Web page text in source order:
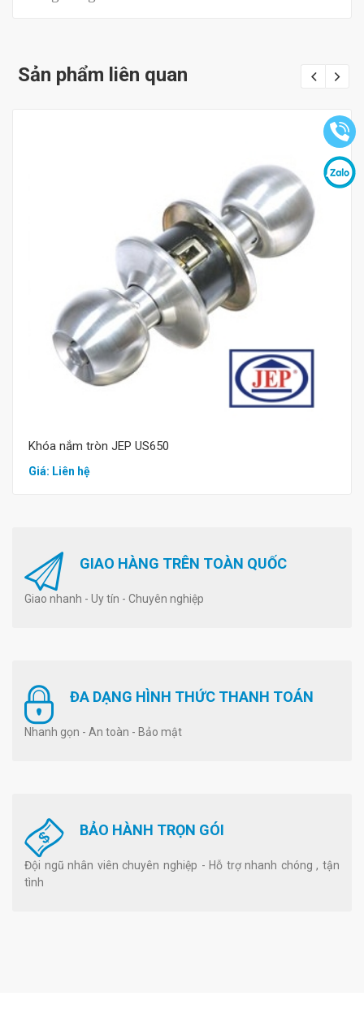
Sản phẩm liên quan
Mua hàng
Khóa nắm tròn JEP US650
Giá: Liên hệ
GIAO HÀNG TRÊN TOÀN QUỐC
Giao nhanh - Uy tín - Chuyên nghiệp
ĐA DẠNG HÌNH THỨC THANH TOÁN
Nhanh gọn - An toàn - Bảo mật
BẢO HÀNH TRỌN GÓI
Đội ngũ nhân viên chuyên nghiệp - Hỗ trợ nhanh chóng , tận
tình